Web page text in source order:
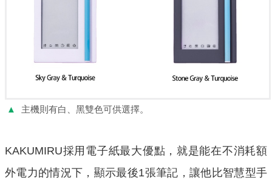
▲ 主機則有白、黑雙色可供選擇。
KAKUMIRU採用電子紙最大優點，就是能在不消耗額
外電力的情況下，顯示最後1張筆記，讓他比智慧型手